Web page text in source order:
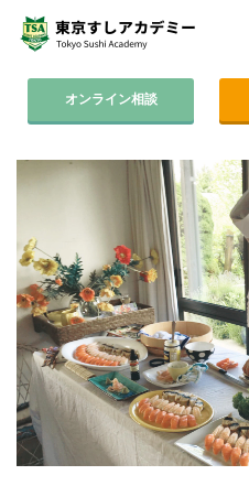
オンライン相談
コー
集中コ
平日コ
週末コース
寿司職人養
すしアカ